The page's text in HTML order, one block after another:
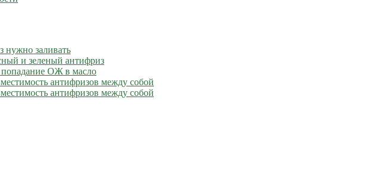
нужно заливать
и зеленый антифриз
ОЖ в масло
антифризов между собой
антифризов между собой